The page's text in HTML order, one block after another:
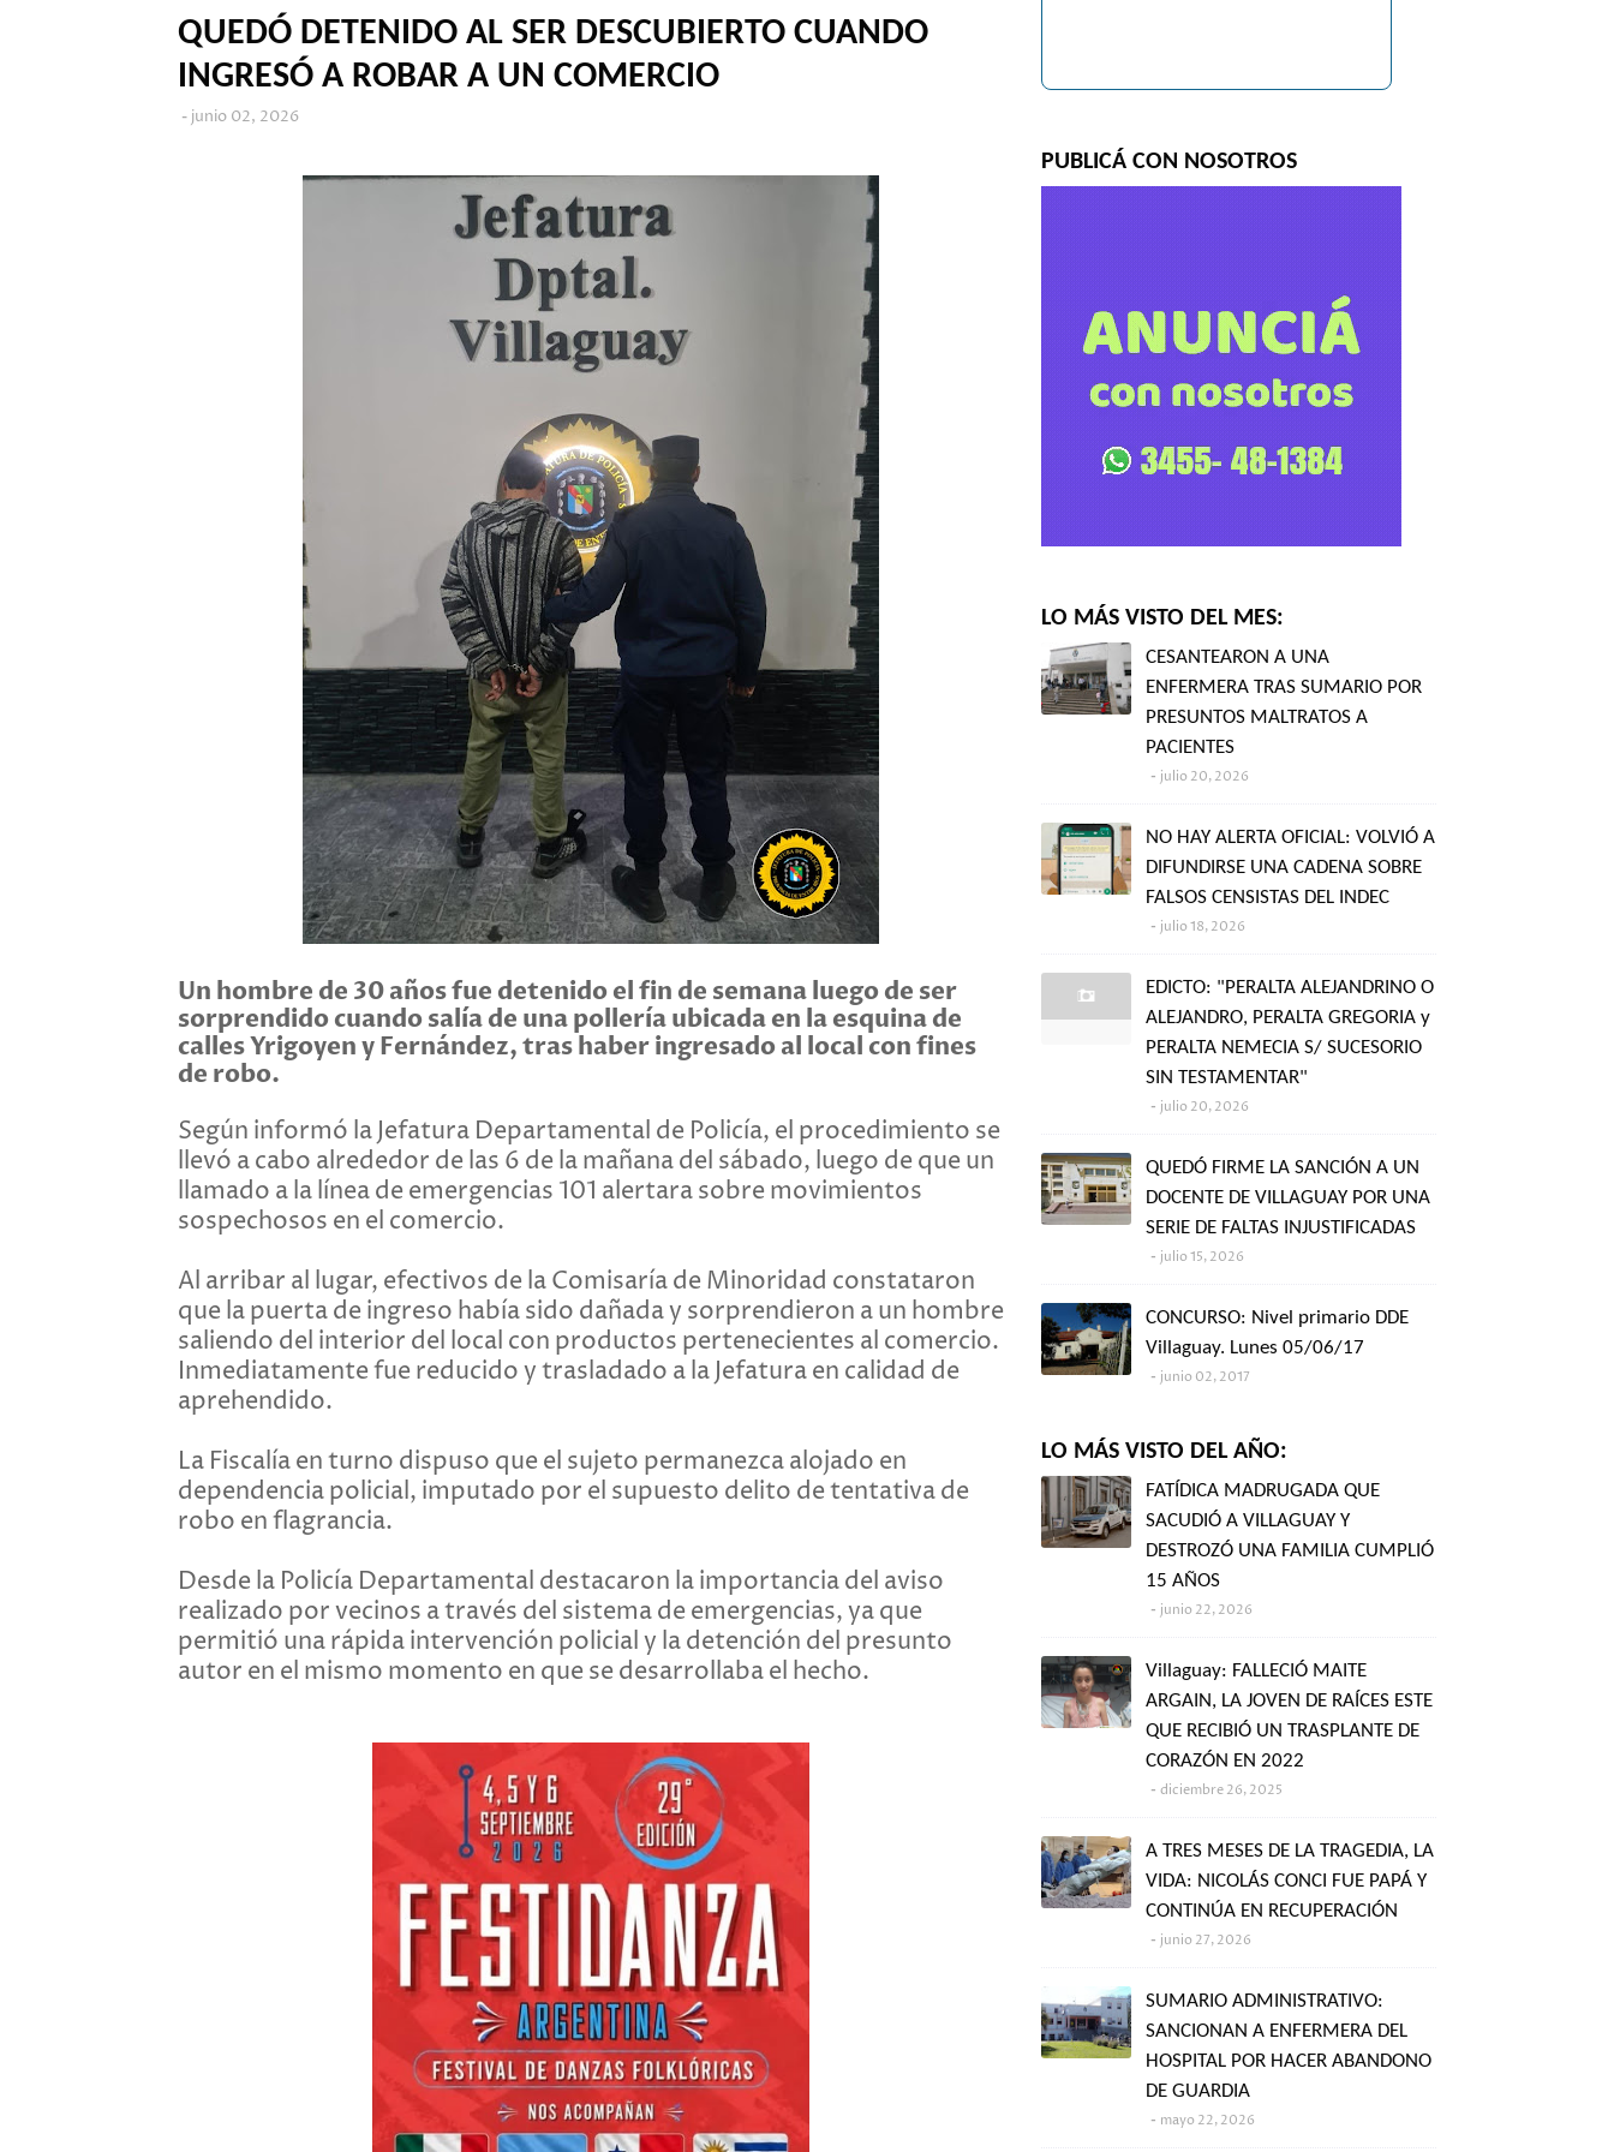
QUEDÓ DETENIDO AL SER DESCUBIERTO CUANDO
INGRESÓ A ROBAR A UN COMERCIO
junio 02, 2026
Un hombre de 30 años fue detenido el fin de semana luego de ser
sorprendido cuando salía de una pollería ubicada en la esquina de
calles Yrigoyen y Fernández, tras haber ingresado al local con fines
de robo.
Según informó la Jefatura Departamental de Policía, el procedimiento se
llevó a cabo alrededor de las 6 de la mañana del sábado, luego de que un
llamado a la línea de emergencias 101 alertara sobre movimientos
sospechosos en el comercio.
Al arribar al lugar, efectivos de la Comisaría de Minoridad constataron
que la puerta de ingreso había sido dañada y sorprendieron a un hombre
saliendo del interior del local con productos pertenecientes al comercio.
Inmediatamente fue reducido y trasladado a la Jefatura en calidad de
aprehendido.
La Fiscalía en turno dispuso que el sujeto permanezca alojado en
dependencia policial, imputado por el supuesto delito de tentativa de
robo en flagrancia.
Desde la Policía Departamental destacaron la importancia del aviso
realizado por vecinos a través del sistema de emergencias, ya que
permitió una rápida intervención policial y la detención del presunto
autor en el mismo momento en que se desarrollaba el hecho.
PUBLICÁ CON NOSOTROS
LO MÁS VISTO DEL MES:
CESANTEARON A UNA
ENFERMERA TRAS SUMARIO POR
PRESUNTOS MALTRATOS A
PACIENTES
julio 20, 2026
NO HAY ALERTA OFICIAL: VOLVIÓ A
DIFUNDIRSE UNA CADENA SOBRE
FALSOS CENSISTAS DEL INDEC
julio 18, 2026
EDICTO: "PERALTA ALEJANDRINO O
ALEJANDRO, PERALTA GREGORIA y
PERALTA NEMECIA S/ SUCESORIO
SIN TESTAMENTAR"
julio 20, 2026
QUEDÓ FIRME LA SANCIÓN A UN
DOCENTE DE VILLAGUAY POR UNA
SERIE DE FALTAS INJUSTIFICADAS
julio 15, 2026
CONCURSO: Nivel primario DDE
Villaguay. Lunes 05/06/17
junio 02, 2017
LO MÁS VISTO DEL AÑO:
FATÍDICA MADRUGADA QUE
SACUDIÓ A VILLAGUAY Y
DESTROZÓ UNA FAMILIA CUMPLIÓ
15 AÑOS
junio 22, 2026
Villaguay: FALLECIÓ MAITE
ARGAIN, LA JOVEN DE RAÍCES ESTE
QUE RECIBIÓ UN TRASPLANTE DE
CORAZÓN EN 2022
diciembre 26, 2025
A TRES MESES DE LA TRAGEDIA, LA
VIDA: NICOLÁS CONCI FUE PAPÁ Y
CONTINÚA EN RECUPERACIÓN
junio 27, 2026
SUMARIO ADMINISTRATIVO:
SANCIONAN A ENFERMERA DEL
HOSPITAL POR HACER ABANDONO
DE GUARDIA
mayo 22, 2026